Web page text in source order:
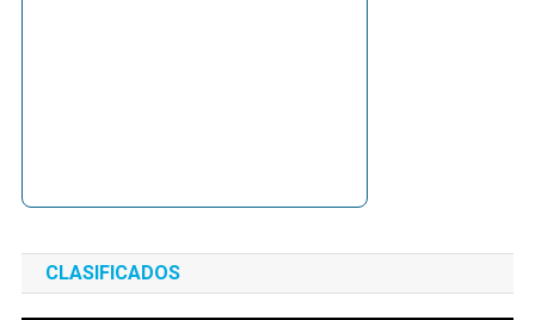
CLASIFICADOS